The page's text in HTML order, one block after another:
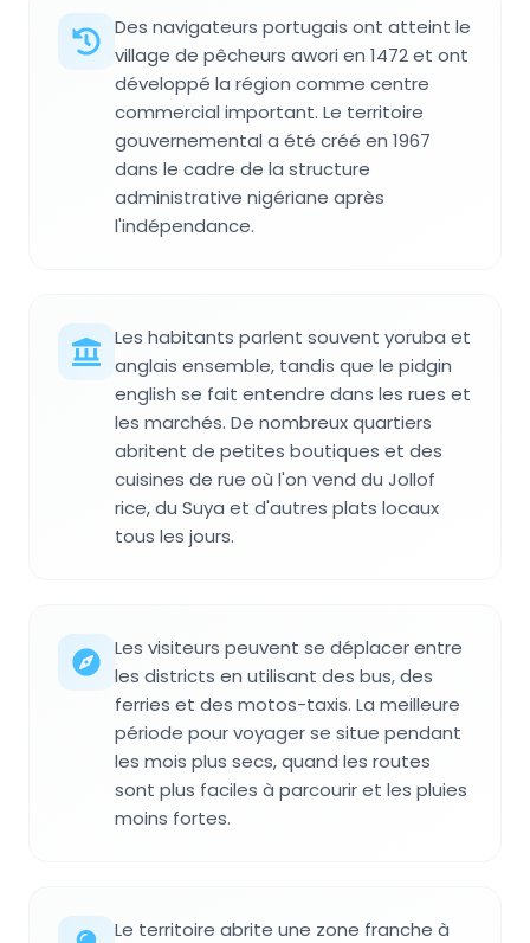
Des navigateurs portugais ont atteint le
village de pêcheurs awori en 1472 et ont
développé la région comme centre
commercial important. Le territoire
gouvernemental a été créé en 1967
dans le cadre de la structure
administrative nigériane après
l'indépendance.
Les habitants parlent souvent yoruba et
anglais ensemble, tandis que le pidgin
english se fait entendre dans les rues et
les marchés. De nombreux quartiers
abritent de petites boutiques et des
cuisines de rue où l'on vend du Jollof
rice, du Suya et d'autres plats locaux
tous les jours.
Les visiteurs peuvent se déplacer entre
les districts en utilisant des bus, des
ferries et des motos-taxis. La meilleure
période pour voyager se situe pendant
les mois plus secs, quand les routes
sont plus faciles à parcourir et les pluies
moins fortes.
Le territoire abrite une zone franche à